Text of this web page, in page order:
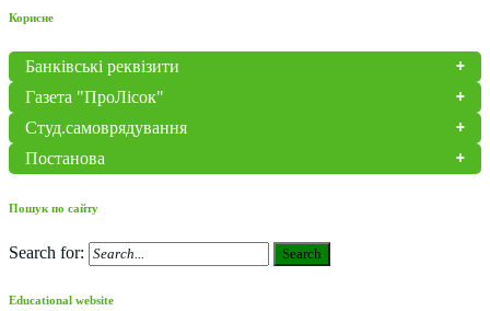
Корисне
Банківські реквізити
Газета "ПроЛісок"
Студ.самоврядування
Постанова
Пошук по сайту
Search for: Search
Educational website